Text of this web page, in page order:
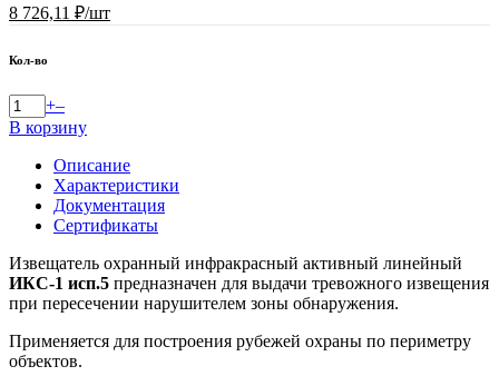
8 726,11 ₽/шт
Кол-во
+–
В корзину
Описание
Характеристики
Документация
Сертификаты
Извещатель охранный инфракрасный активный линейный
ИКС-1 исп.5 предназначен для выдачи тревожного извещения
при пересечении нарушителем зоны обнаружения.
Применяется для построения рубежей охраны по периметру
объектов.